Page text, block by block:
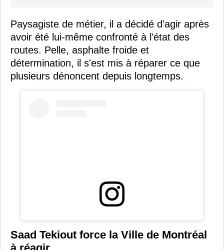
Paysagiste de métier, il a décidé d'agir après
avoir été lui-même confronté à l'état des
routes. Pelle, asphalte froide et
détermination, il s'est mis à réparer ce que
plusieurs dénoncent depuis longtemps.
Saad Tekiout force la Ville de Montréal